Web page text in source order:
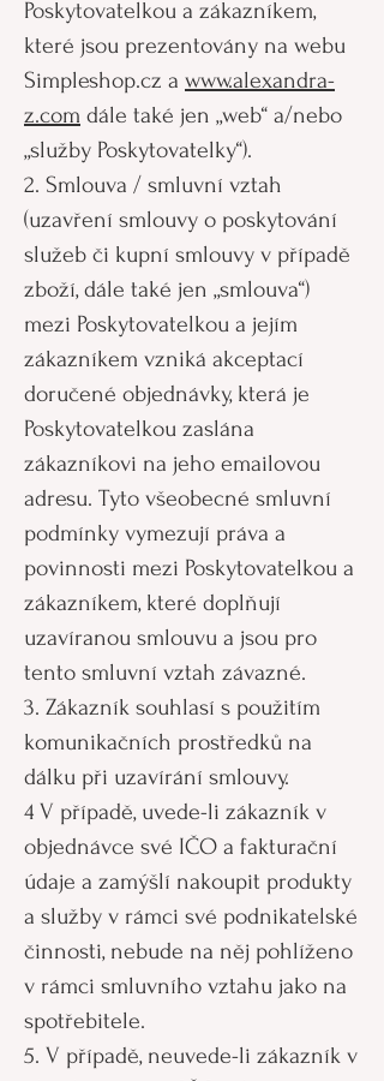
Poskytovatelkou a zákazníkem,
které jsou prezentovány na webu
Simpleshop.cz a www.alexandra-
z.com dále také jen „web“ a/nebo
„služby Poskytovatelky“).
2. Smlouva / smluvní vztah
(uzavření smlouvy o poskytování
služeb či kupní smlouvy v případě
zboží, dále také jen „smlouva“)
mezi Poskytovatelkou a jejím
zákazníkem vzniká akceptací
doručené objednávky, která je
Poskytovatelkou zaslána
zákazníkovi na jeho emailovou
adresu. Tyto všeobecné smluvní
podmínky vymezují práva a
povinnosti mezi Poskytovatelkou a
zákazníkem, které doplňují
uzavíranou smlouvu a jsou pro
tento smluvní vztah závazné.
3. Zákazník souhlasí s použitím
komunikačních prostředků na
dálku při uzavírání smlouvy.
4 V případě, uvede-li zákazník v
objednávce své IČO a fakturační
údaje a zamýšlí nakoupit produkty
a služby v rámci své podnikatelské
činnosti, nebude na něj pohlíženo
v rámci smluvního vztahu jako na
spotřebitele.
5. V případě, neuvede-li zákazník v